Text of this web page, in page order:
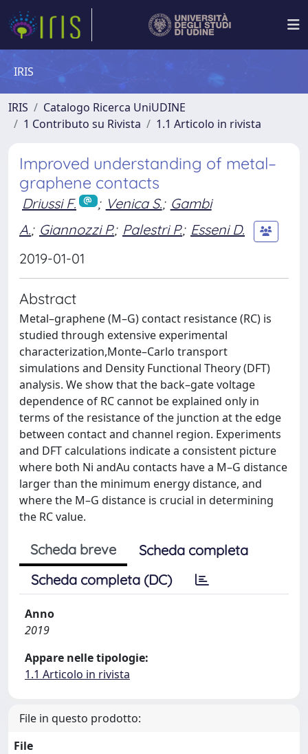
IRIS
IRIS
Catalogo Ricerca UniUDINE
1 Contributo su Rivista
1.1 Articolo in rivista
Improved understanding of metal–
graphene contacts
Driussi F. ; Venica S.; Gambi
A.; Giannozzi P.; Palestri P.; Esseni D.
2019-01-01
Abstract
Metal–graphene (M–G) contact resistance (RC) is
studied through extensive experimental
characterization,Monte–Carlo transport
simulations and Density Functional Theory (DFT)
analysis. We show that the back–gate voltage
dependence of RC cannot be explained only in
terms of the resistance of the junction at the edge
between contact and channel region. Experiments
and DFT calculations indicate a consistent picture
where both Ni andAu contacts have a M–G distance
larger than the minimum energy distance, and
where the M–G distance is crucial in determining
the RC value.
Scheda breve
Scheda completa
Scheda completa (DC)
Anno
2019
Appare nelle tipologie:
1.1 Articolo in rivista
File in questo prodotto:
File